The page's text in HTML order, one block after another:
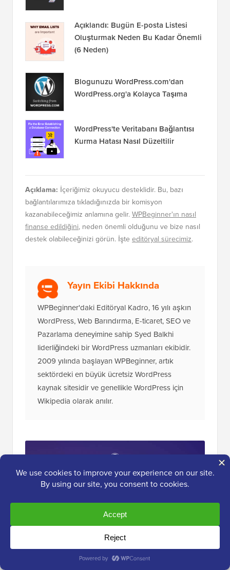
Açıklandı: Bugün E-posta Listesi
Oluşturmak Neden Bu Kadar Önemli
(6 Neden)
Blogunuzu WordPress.com'dan
WordPress.org'a Kolayca Taşıma
WordPress'te Veritabanı Bağlantısı
Kurma Hatası Nasıl Düzeltilir
Açıklama: İçeriğimiz okuyucu desteklidir. Bu, bazı
bağlantılarımıza tıkladığınızda bir komisyon
kazanabileceğimiz anlamına gelir.WPBeginner'ın nasıl
finanse edildiğini, neden önemli olduğunu ve bize nasıl
destek olabileceğinizi görün. İşte editöryal sürecimiz.
Yayın Ekibi Hakkında
WPBeginner'daki Editöryal Kadro, 16 yılı aşkın
WordPress, Web Barındırma, E-ticaret, SEO ve
Pazarlama deneyimine sahip Syed Balkhi
liderliğindeki bir WordPress uzmanları ekibidir.
2009 yılında başlayan WPBeginner, artık
sektördeki en büyük ücretsiz WordPress
kaynak sitesidir ve genellikle WordPress için
Wikipedia olarak anılır.
Nihai
WordPress Araç Seti
Araç Kitimize ÜCRETSİZ erişim kazanın
WordPress ile ilgili ürün ve kaynaklardan
oluşan bir koleksiyon!